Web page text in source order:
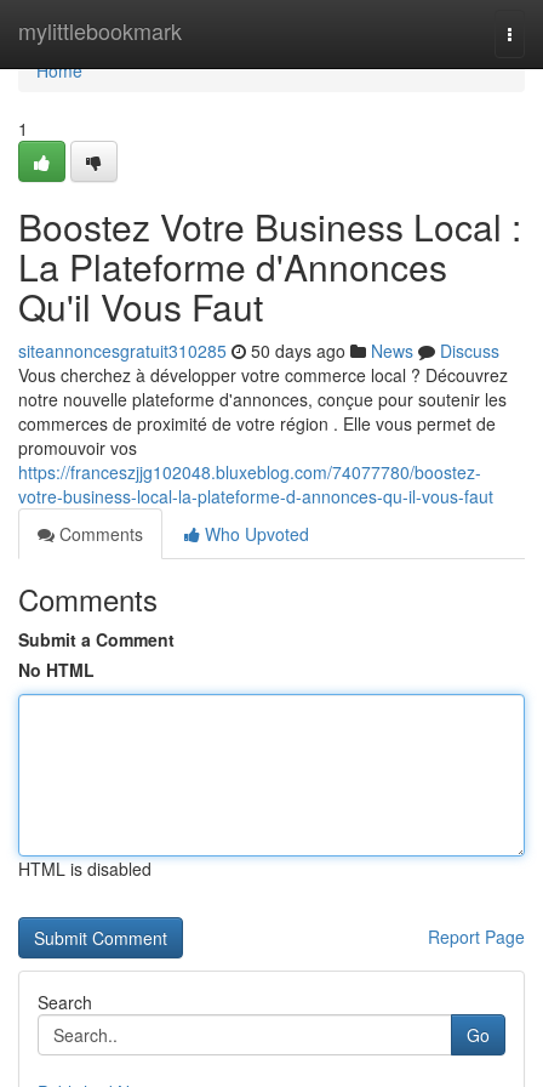
mylittlebookmark
Home
Home
1
Boostez Votre Business Local :
La Plateforme d'Annonces
Qu'il Vous Faut
siteannoncesgratuit310285 50 days ago News
Discuss
Vous cherchez à développer votre commerce local ? Découvrez
notre nouvelle plateforme d'annonces, conçue pour soutenir les
commerces de proximité de votre région . Elle vous permet de
promouvoir vos
https://franceszjjg102048.bluxeblog.com/74077780/boostez-
votre-business-local-la-plateforme-d-annonces-qu-il-vous-faut
Comments
Who Upvoted
Comments
Submit a Comment
No HTML
HTML is disabled
Report Page
Search
Go